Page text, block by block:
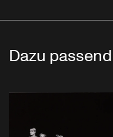
Dazu passend